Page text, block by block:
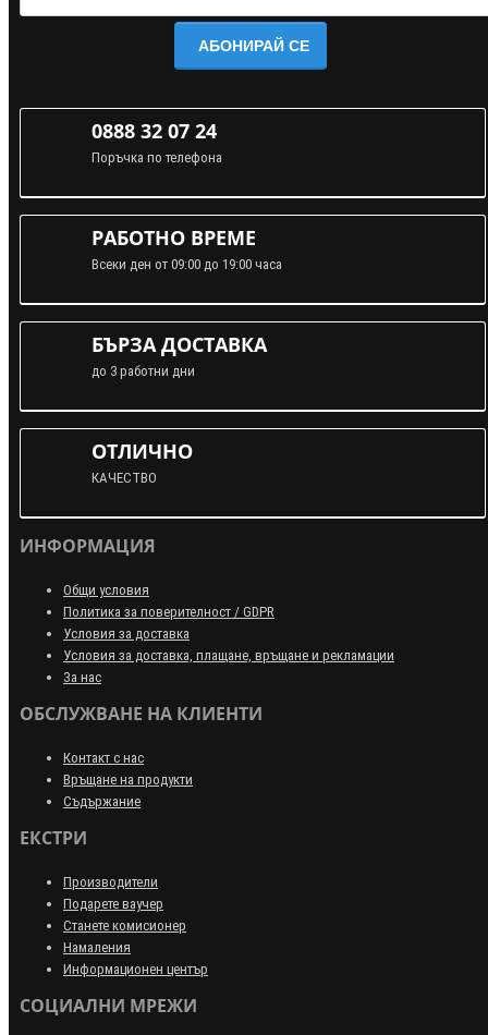
АБОНИРАЙ СЕ
0888 32 07 24
Поръчка по телефона
РАБОТНО ВРЕМЕ
Всеки ден от 09:00 до 19:00 часа
БЪРЗА ДОСТАВКА
до 3 работни дни
ОТЛИЧНО
КАЧЕСТВО
ИНФОРМАЦИЯ
Общи условия
Политика за поверителност / GDPR
Условия за доставка
Условия за доставка, плащане, връщане и рекламации
За нас
ОБСЛУЖВАНЕ НА КЛИЕНТИ
Контакт с нас
Връщане на продукти
Съдържание
ЕКСТРИ
Производители
Подарете ваучер
Станете комисионер
Намаления
Информационен център
СОЦИАЛНИ МРЕЖИ